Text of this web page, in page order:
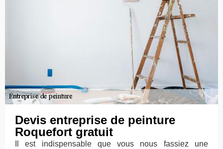
Devis entreprise de peinture
Roquefort gratuit
Il est indispensable que vous nous fassiez une